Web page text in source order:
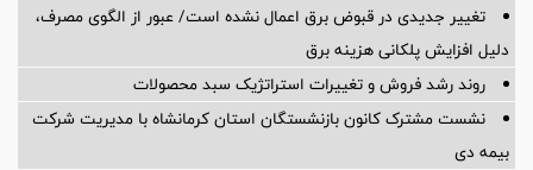
تغییر جدیدی در قبوض برق اعمال نشده است/ عبور از الگوی مصرف،
دلیل افزایش پلکانی هزینه برق
روند رشد فروش و تغییرات استراتژیک سبد محصولات
نشست مشترک کانون بازنشستگان استان کرمانشاه با مدیریت شرکت
بیمه دی